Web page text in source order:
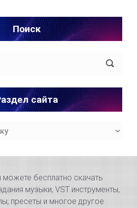
Поиск
сайта
бесплатно скачать
музыки, VST инструменты,
пресеты и многое другое